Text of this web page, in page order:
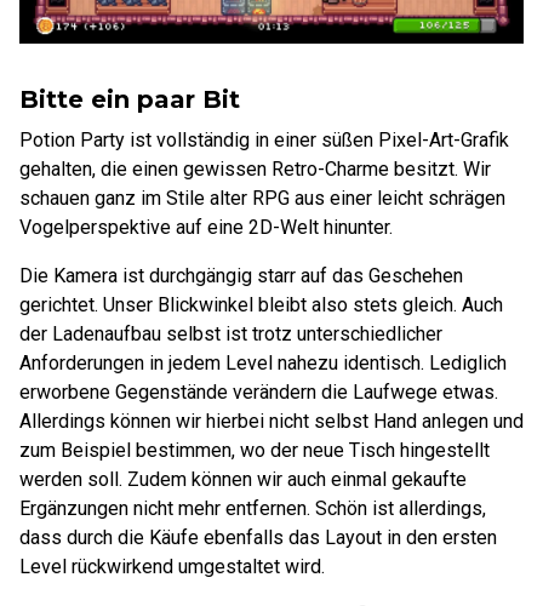
Bitte ein paar Bit
Potion Party ist vollständig in einer süßen Pixel-Art-Grafik
gehalten, die einen gewissen Retro-Charme besitzt. Wir
schauen ganz im Stile alter RPG aus einer leicht schrägen
Vogelperspektive auf eine 2D-Welt hinunter.
Die Kamera ist durchgängig starr auf das Geschehen
gerichtet. Unser Blickwinkel bleibt also stets gleich. Auch
der Ladenaufbau selbst ist trotz unterschiedlicher
Anforderungen in jedem Level nahezu identisch. Lediglich
erworbene Gegenstände verändern die Laufwege etwas.
Allerdings können wir hierbei nicht selbst Hand anlegen und
zum Beispiel bestimmen, wo der neue Tisch hingestellt
werden soll. Zudem können wir auch einmal gekaufte
Ergänzungen nicht mehr entfernen. Schön ist allerdings,
dass durch die Käufe ebenfalls das Layout in den ersten
Level rückwirkend umgestaltet wird.